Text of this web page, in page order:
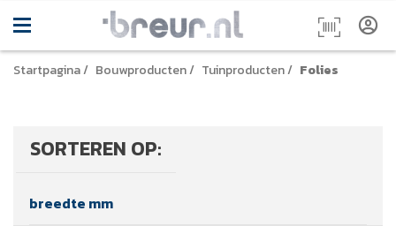
Startpagina/ Bouwproducten/ Tuinproducten/ Folies
SORTEREN OP:
breedte mm